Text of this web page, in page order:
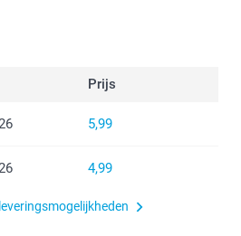
Prijs
5,99
4,99